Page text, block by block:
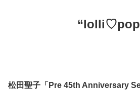
松田聖子「Pre 45th Anniversary